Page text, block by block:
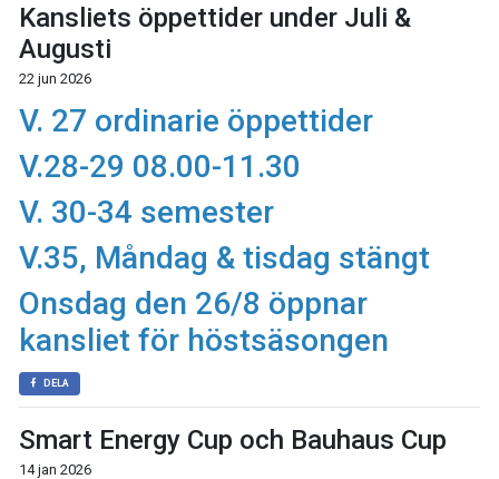
Kansliets öppettider under Juli &
Augusti
22 jun 2026
V. 27 ordinarie öppettider
V.28-29 08.00-11.30
V. 30-34 semester
V.35, Måndag & tisdag stängt
Onsdag den 26/8 öppnar
kansliet för höstsäsongen
DELA
Smart Energy Cup och Bauhaus Cup
14 jan 2026